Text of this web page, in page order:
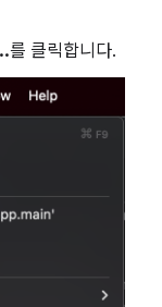
를 클릭합니다.